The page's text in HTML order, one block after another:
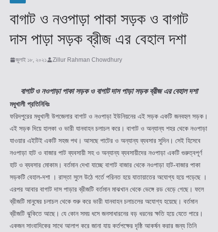
বাগাট ও নওপাড়া পাকা সড়ক ও বাগাট
দাস পাড়া সড়ক ব্রীজ এর বেহাল দশা
জুলাই ১৮, ২০২১ Zillur Rahman Chowdhury
বাগাট ও নওপাড়া পাকা সড়ক ও বাগাট দাস পাড়া সড়ক ব্রীজ এর বেহাল দশা
মধুখালী প্রতিনিধিঃ
ফরিদপুরের মধুখালী উপজেলার বাগাট ও নওপাড়া ইউনিয়নের এই সড়ক একটি জনবহুল সড়ক।
এই সড়ক দিয়ে হালকা ও ভারী যানবাহন চলাচল করে। বাগাট ও অন্যান্য শহর থেকে নওপাড়া
যাওয়ার এইটিই একটি সহজ পথ। আসছে পাটের ও অন্যান্য ব্যবসার সুদিন। সেই হিসেবে
নওপাড়া হাট ও বাজার পাট ব্যবসায়ী সহ ও অন্যান্য ব্যবসায়ীদের নওপাড়া একটি গুরুত্বপূর্ণ
হাট ও ব্যবসার মোকাম। বর্তমান দেখা যাচ্ছে বাগাট বাজার থেকে নওপাড়া হাট-বাজার পাকা
সড়কটি বেহাল-দশা । রাস্তা সুলে উঠে গর্তে পরিনত হয়ে যাতায়াতের অযোগ্য হয়ে পড়েছে ।
এরপর আবার বাগাট দাস পাড়ার ব্রীজটি বর্তমান মাঝখান থেকে ভেঙ্গে রড বেড়ে গেছে। ফলে
ব্রীজটি মানুষের চলাচল থেকে শুরু করে ভারী যানবাহন চলাচলের অযোগ্য হয়েছে। বর্তমান
ব্রীজটি ঝুকিতে আছে। যে কোন সময় ধসে জনসাধারনের বড় ধরনের ক্ষতি হয়ে যেতে পারে।
একজন সাংবাদিকের সাথে আলাপ করে জানা যায় কর্তপক্ষের দৃষ্ঠি আকর্ষন করার জন্য তিনি